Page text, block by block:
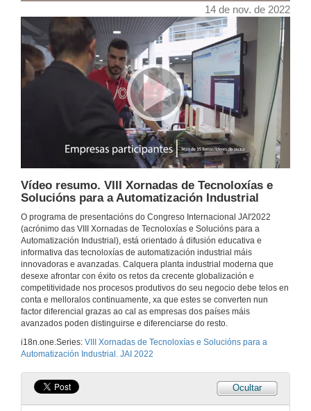
14 de nov. de 2022
Vídeo resumo. VIII Xornadas de Tecnoloxías e
Solucións para a Automatización Industrial
O programa de presentacións do Congreso Internacional JAI'2022
(acrónimo das VIII Xornadas de Tecnoloxías e Solucións para a
Automatización Industrial), está orientado á difusión educativa e
informativa das tecnoloxías de automatización industrial máis
innovadoras e avanzadas. Calquera planta industrial moderna que
desexe afrontar con éxito os retos da crecente globalización e
competitividade nos procesos produtivos do seu negocio debe telos en
conta e melloralos continuamente, xa que estes se converten nun
factor diferencial grazas ao cal as empresas dos países máis
avanzados poden distinguirse e diferenciarse do resto.
i18n.one.Series: VIII Xornadas de Tecnoloxías e Solucións para a
Automatización Industrial. JAI 2022
Ocultar